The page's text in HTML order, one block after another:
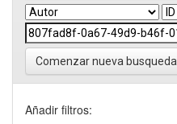
Comenzar nueva busqueda
Añadir filtros: